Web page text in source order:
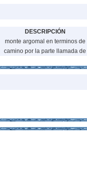
DESCRIPCIÓN
monte argomal en terminos de
camino por la parte llamada de